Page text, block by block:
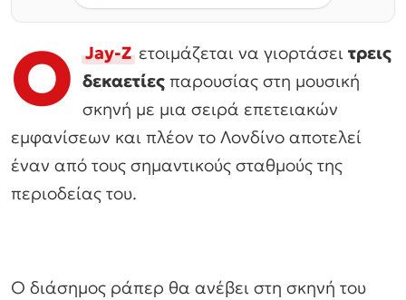
Ο Jay-Zετοιμάζεται να γιορτάσει τρεις
δεκαετίες παρουσίας στη μουσική
σκηνή με μια σειρά επετειακών
εμφανίσεων και πλέον το Λονδίνο αποτελεί
έναν από τους σημαντικούς σταθμούς της
περιοδείας του.
Ο διάσημος ράπερ θα ανέβει στη σκηνή του